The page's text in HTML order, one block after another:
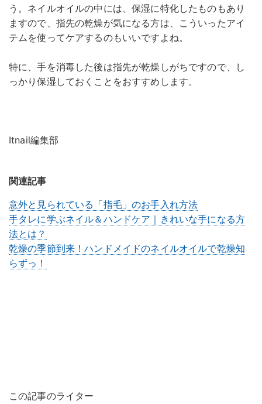
う。ネイルオイルの中には、保湿に特化したものもあり
ますので、指先の乾燥が気になる方は、こういったアイ
テムを使ってケアするのもいいですよね。
特に、手を消毒した後は指先が乾燥しがちですので、し
っかり保湿しておくことをおすすめします。
Itnail編集部
関連記事
意外と見られている「指毛」のお手入れ方法
手タレに学ぶネイル＆ハンドケア｜きれいな手になる方
法とは？
乾燥の季節到来！ハンドメイドのネイルオイルで乾燥知
らずっ！
この記事のライター